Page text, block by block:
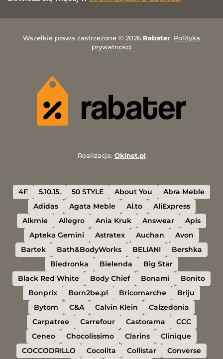
Wszelkie prawa zastrzeżone © 2026 Rabater. Polityka
prywatności
Realizacja: Okinet.pl
4F 5.10.15. 50 STYLE About You
Abra Meble
Adidas
Agata Meble Al.to
AliExpress
Alkmie
Allegro Ania Kruk Answear
Apis
Apteka Gemini
Astratex Auchan
Avon
Bartek
Bath&BodyWorks BELIANI
Bershka
Biedronka
Bielenda
Big Star
Black Red White
Body Chief Bonami
Bonito
Bonprix
Born2be.pl Bricomarche
Briju
Bytom
C&A Calvin Klein
Calzedonia
Carpatree
Carrefour Castorama
CCC
Ceneo
Chocolissimo Clarins
Clinique
COCCODRILLO
Cocolita Collistar Converse